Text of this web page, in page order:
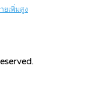
ยเพิ่มสูง